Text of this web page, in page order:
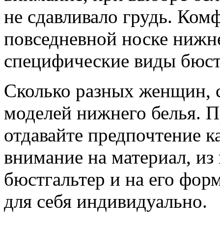
не сдавливало грудь.
повседневной носке
специфические виды
Сколько разных женщин,
моделей нижнего белья.
отдавайте предпочтение
внимание на материал, из
бюстгальтер и на его
для себя индивидуально.